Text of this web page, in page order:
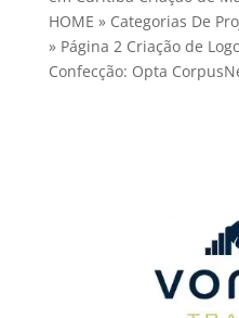
HOME » Categorias De
» Página 2 Criação de
Confecção: Opta